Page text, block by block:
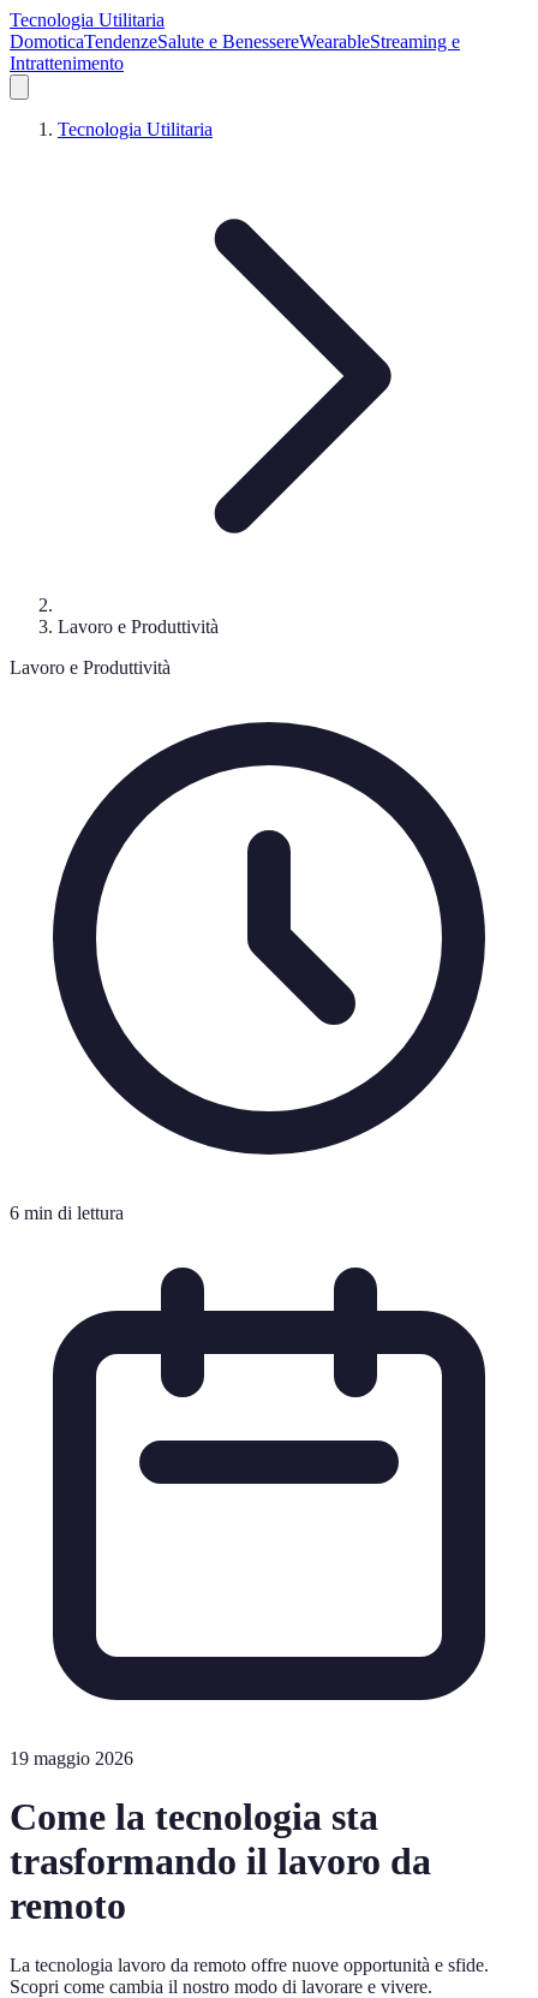
Tecnologia Utilitaria
DomoticaTendenzeSalute e BenessereWearableStreaming e
Intrattenimento
Tecnologia Utilitaria
Lavoro e Produttività
Lavoro e Produttività
6 min di lettura
19 maggio 2026
Come la tecnologia sta
trasformando il lavoro da
remoto
La tecnologia lavoro da remoto offre nuove opportunità e sfide.
Scopri come cambia il nostro modo di lavorare e vivere.